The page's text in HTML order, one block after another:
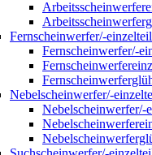
Fernscheinwerfer/-
Fernscheinwerfer/-
Nebelscheinwerfer/-
Nebelscheinwerfer/-